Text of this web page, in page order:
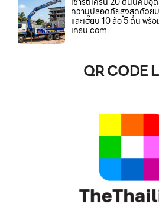
ความปลอดภัยสูงสุดด้วย
และเฮี๊ยบ 10 ล้อ 5 ตัน พร้
เครน.com
QR CODE